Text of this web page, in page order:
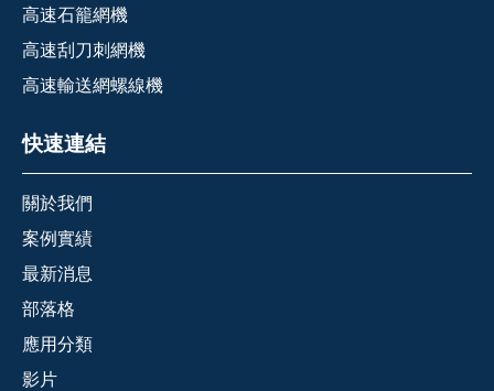
高速石籠網機
高速刮刀刺網機
高速輸送網螺線機
快速連結
關於我們
案例實績
最新消息
部落格
應用分類
影片